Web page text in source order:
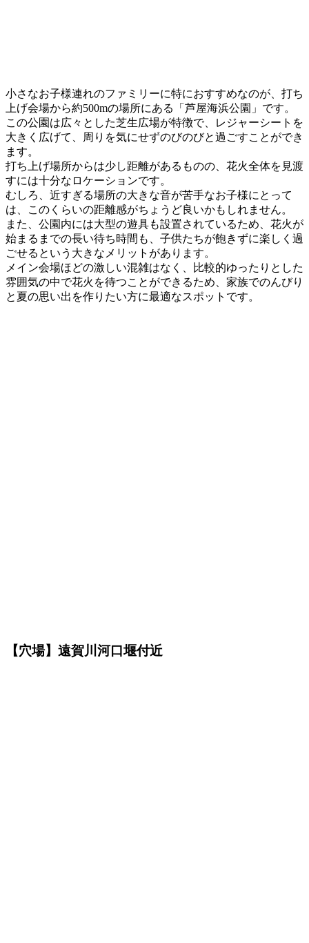
小さなお子様連れのファミリーに特におすすめなのが、打ち
上げ会場から約500mの場所にある「芦屋海浜公園」です。
この公園は広々とした芝生広場が特徴で、レジャーシートを
大きく広げて、周りを気にせずのびのびと過ごすことができ
ます。
打ち上げ場所からは少し距離があるものの、花火全体を見渡
すには十分なロケーションです。
むしろ、近すぎる場所の大きな音が苦手なお子様にとって
は、このくらいの距離感がちょうど良いかもしれません。
また、公園内には大型の遊具も設置されているため、花火が
始まるまでの長い待ち時間も、子供たちが飽きずに楽しく過
ごせるという大きなメリットがあります。
メイン会場ほどの激しい混雑はなく、比較的ゆったりとした
雰囲気の中で花火を待つことができるため、家族でのんびり
と夏の思い出を作りたい方に最適なスポットです。
【穴場】遠賀川河口堰付近